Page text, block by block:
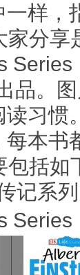
一样，
家分享
品。
读习惯
每本书
包括如
记系
Series